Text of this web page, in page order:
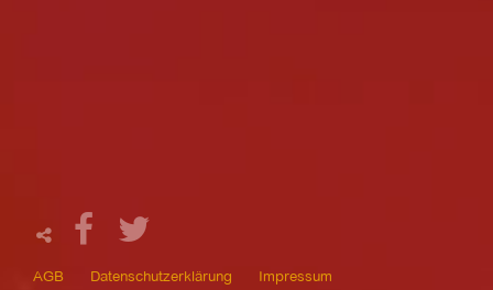
AGB Datenschutzerklärung Impressum